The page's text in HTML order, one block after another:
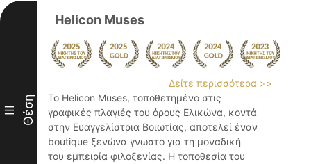
III Θέση
Helicon Muses
Δείτε περισσότερα >>
Το Helicon Muses, τοποθετημένο στις
γραφικές πλαγιές του όρους Ελικώνα, κοντά
στην Ευαγγελίστρια Βοιωτίας, αποτελεί έναν
boutique ξενώνα γνωστό για τη μοναδική
του εμπειρία φιλοξενίας. Η τοποθεσία του